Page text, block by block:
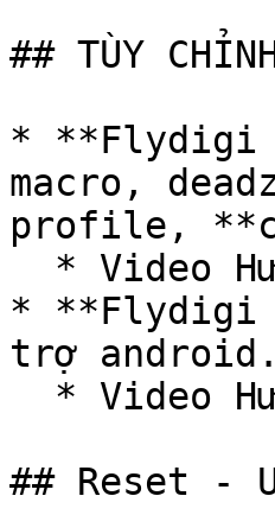
## TÙY
* **Flydigi
macro,
profile,
* **Flydigi
trợ android.
## Reset -